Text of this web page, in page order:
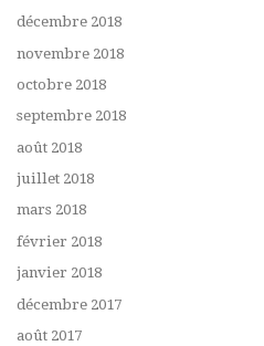
décembre 2018
novembre 2018
octobre 2018
septembre 2018
août 2018
juillet 2018
mars 2018
février 2018
janvier 2018
décembre 2017
août 2017